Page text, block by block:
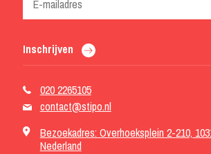
Inschrijven
020 2265105
contact@stipo.nl
Bezoekadres: Overhoeksplein 2-210,
Nederland